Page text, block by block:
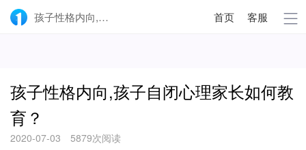
孩子性格内向,孩子自闭心理家长如何教育？-壹点灵 首页 客服
孩子性格内向,孩子自闭心理家长如何教
育？
2020-07-03 5879次阅读